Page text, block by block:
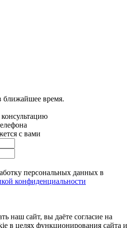
время.
с вами
персональных данных в
конфиденциальности
наш сайт, вы даёте согласие на
в целях функционирования сайта и